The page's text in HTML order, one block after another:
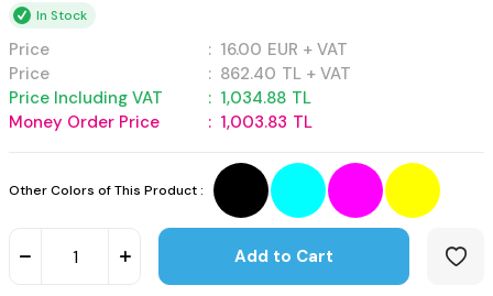
In Stock
Price : 16.00 EUR + VAT
Price
: 862.40 TL + VAT
Price Including VAT
: 1,034.88 TL
Money Order Price
: 1,003.83 TL
Other Colors of This Product :
Add to Cart